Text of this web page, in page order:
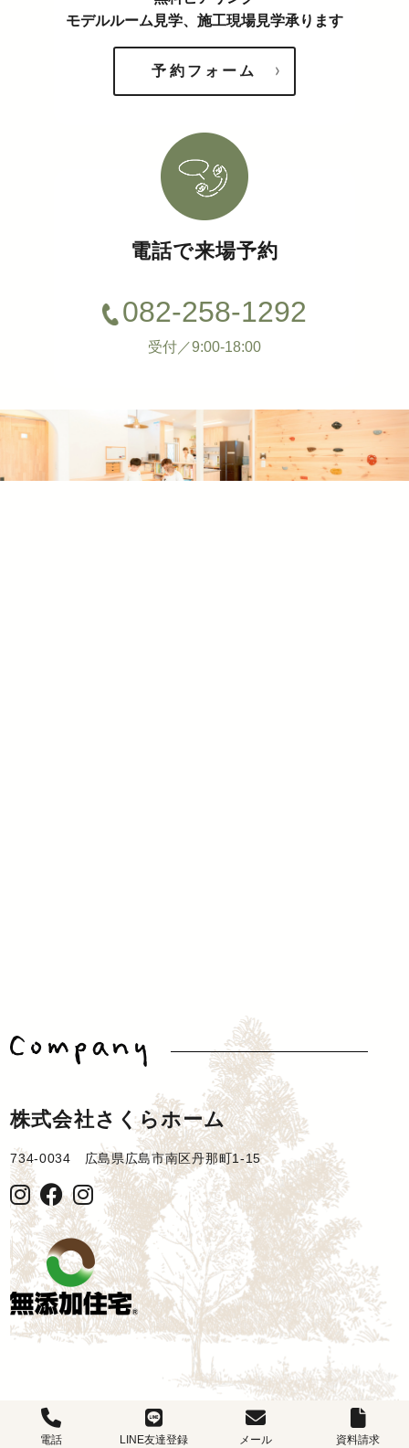
モデルルーム見学、施工現場見学承ります
予約フォーム
電話で来場予約
082-258-1292
受付／9:00-18:00
株式会社さくらホーム
734-0034 広島県広島市南区丹那町1-15
©2022 広島の健康住宅、注文住宅は無添加住宅正規代理店のさくらホーム
電話 LINE友達登録 メール 資料請求